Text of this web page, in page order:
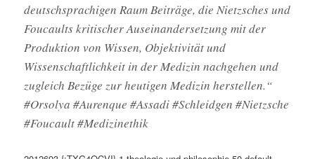
deutschsprachigen Raum Beiträge, die Nietzsches und
Foucaults kritischer Auseinandersetzung mit der
Produktion von Wissen, Objektivität und
Wissenschaftlichkeit in der Medizin nachgehen und
zugleich Bezüge zur heutigen Medizin herstellen.“
#Orsolya #Aurenque #Assadi #Schleidgen #Nietzsche
#Foucault #Medizinethik